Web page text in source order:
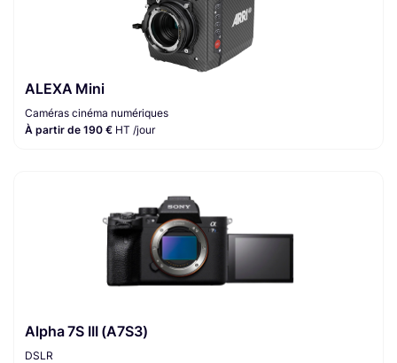
ALEXA Mini
Caméras cinéma numériques
À partir de 190 € HT /jour
Alpha 7S III (A7S3)
DSLR